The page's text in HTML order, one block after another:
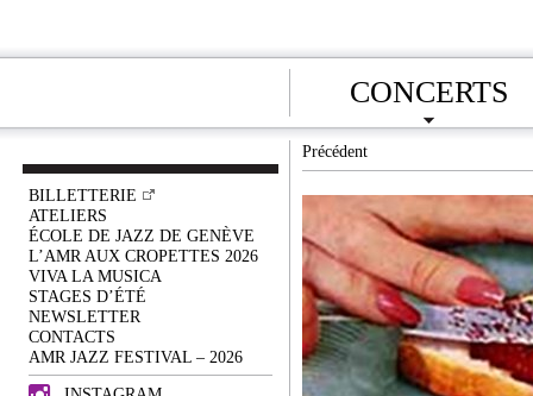
CONCERTS
BILLETTERIE
ATELIERS
ÉCOLE DE JAZZ DE GENÈVE
L’AMR AUX CROPETTES 2026
VIVA LA MUSICA
STAGES D’ÉTÉ
NEWSLETTER
CONTACTS
AMR JAZZ FESTIVAL – 2026
Précédent